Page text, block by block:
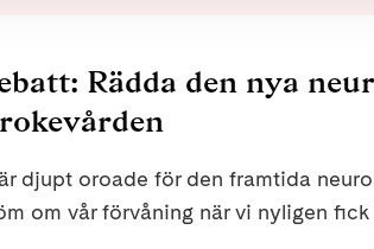
Rädda den nya
djupt oroade för den framtida
om vår förvåning när vi nyligen